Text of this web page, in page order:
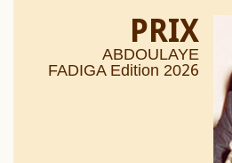
PRIX
ABDOULAYE
FADIGA Edition 2026